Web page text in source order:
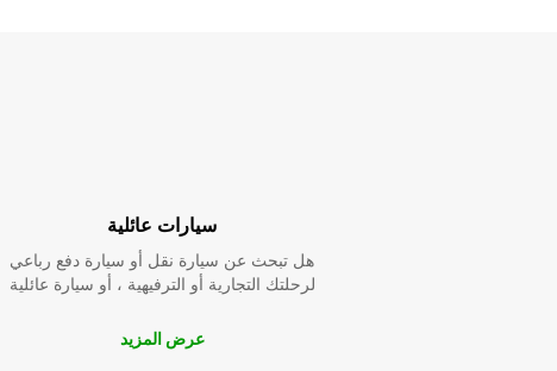
يشمل جمهورنا المستهدف البالغين الذين يسافرون داخلياً وعبر
النبرة والأسلوب:
سيارات عائلية
هل تبحث عن سيارة نقل أو سيارة دفع رباعي
لرحلتك التجارية أو الترفيهية ، أو سيارة عائلية
عرض المزيد